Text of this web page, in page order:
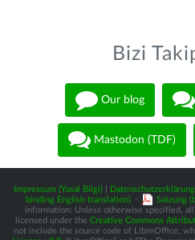
Bizi
Our blog
Mastodon (TDF)
Impressum (Yasal Bilgi)
binding English translation) - Satzung
information: Unless otherwise specified,
licensed under the Creative Commons
not include the source code of LibreOffice,